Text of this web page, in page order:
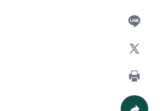
加入好
列印